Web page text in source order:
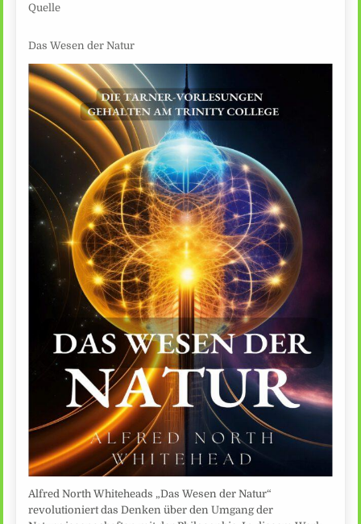
Quelle
Das Wesen der Natur
Alfred North Whiteheads „Das Wesen der Natur“
revolutioniert das Denken über den Umgang der